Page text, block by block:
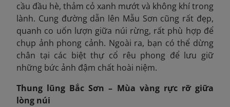
cầu đầu hè, thảm cỏ xanh mướt và không khí trong
lành. Cung đường dẫn lên Mẫu Sơn cũng rất đẹp,
quanh co uốn lượn giữa núi rừng, rất phù hợp để
chụp ảnh phong cảnh. Ngoài ra, bạn có thể dừng
chân tại các biệt thự cổ rêu phong để lưu giữ
những bức ảnh đậm chất hoài niệm.
Thung lũng Bắc Sơn – Mùa vàng rực rỡ giữa
lòng núi